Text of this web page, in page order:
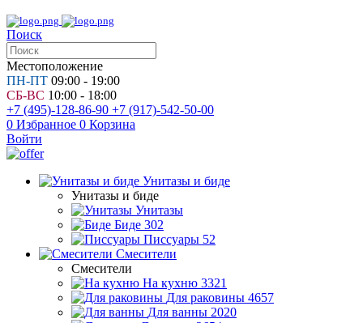
Поиск
Местоположение
ПН-ПТ 09:00 - 19:00
СБ-ВС 10:00 - 18:00
+7 (495)-128-86-90 +7 (917)-542-50-00
0 Избранное 0 Корзина
Войти
Унитазы и биде
Унитазы и биде
Унитазы
Биде 302
Писсуары 52
Смесители
Смесители
На кухню 3321
Для раковины 4657
Для ванны 2020